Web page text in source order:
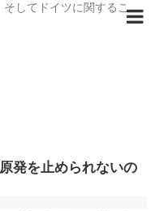
してドイツに関するこ
発を止められないの